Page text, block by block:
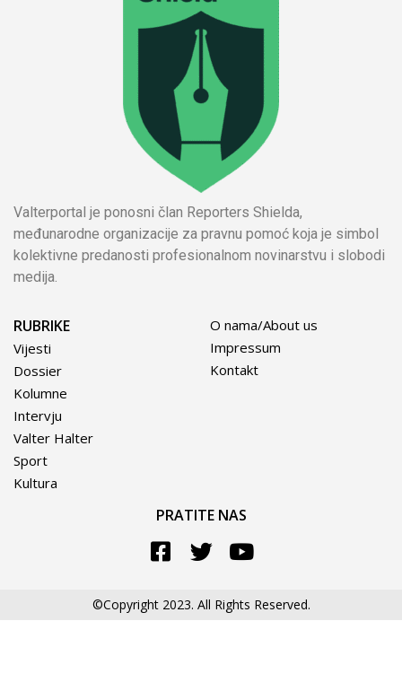
Valterportal je ponosni član Reporters Shielda,
međunarodne organizacije za pravnu pomoć koja je simbol
kolektivne predanosti profesionalnom novinarstvu i slobodi
medija.
RUBRIKE
Vijesti
Dossier
Kolumne
Intervju
Valter Halter
Sport
Kultura
O nama/About us
Impressum
Kontakt
PRATITE NAS
©Copyright 2023. All Rights Reserved.